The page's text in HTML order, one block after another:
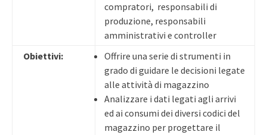
compratori, responsabili di
produzione, responsabili
amministrativi e controller
Obiettivi:
Offrire una serie di strumenti in
grado di guidare le decisioni legate
alle attività di magazzino
Analizzare i dati legati agli arrivi
ed ai consumi dei diversi codici del
magazzino per progettare il